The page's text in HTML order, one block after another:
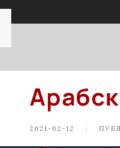
2021-02-12